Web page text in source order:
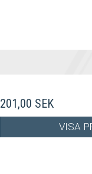
201,00 SEK
VISA